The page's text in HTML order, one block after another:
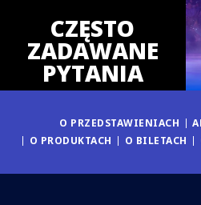
CZĘSTO
ZADAWANE
PYTANIA
O PRZEDSTAWIENIACH
O PRODUKTACH
O BILETACH